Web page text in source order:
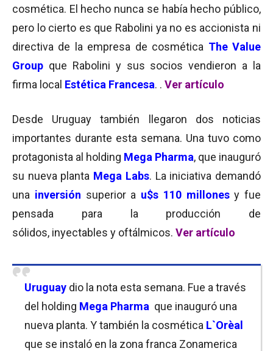
cosmética. El hecho nunca se había hecho público,
pero lo cierto es que Rabolini ya no es accionista ni
directiva de la empresa de cosmética The Value
Group que Rabolini y sus socios vendieron a la
firma local Estética Francesa. . Ver artículo
Desde Uruguay también llegaron dos noticias
importantes durante esta semana. Una tuvo como
protagonista al holding Mega Pharma, que inauguró
su nueva planta Mega Labs. La iniciativa demandó
una inversión superior a u$s 110 millonesy fue
pensada para la producción de
sólidos, inyectables y oftálmicos. Ver artículo
Uruguay dio la nota esta semana. Fue a través
del holding Mega Pharma que inauguró una
nueva planta. Y también la cosmética L`Orèal
que se instaló en la zona franca Zonamerica